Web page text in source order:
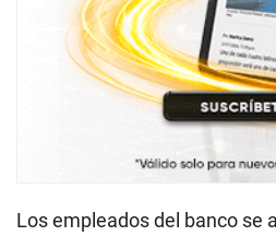
Los empleados del banco se